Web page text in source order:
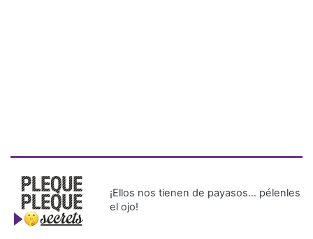
¡Ellos nos tienen de payasos… pélenles
el ojo!